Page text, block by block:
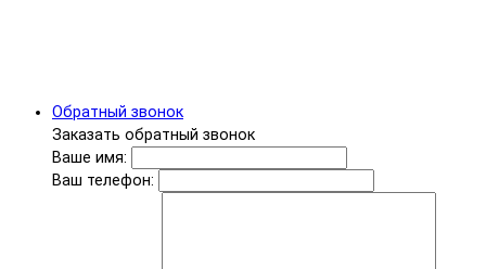
Обратный звонок
Заказать обратный звонок
Ваше имя:
Ваш телефон: